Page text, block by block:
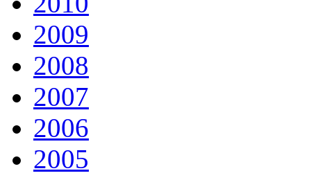
2009
2008
2007
2006
2005